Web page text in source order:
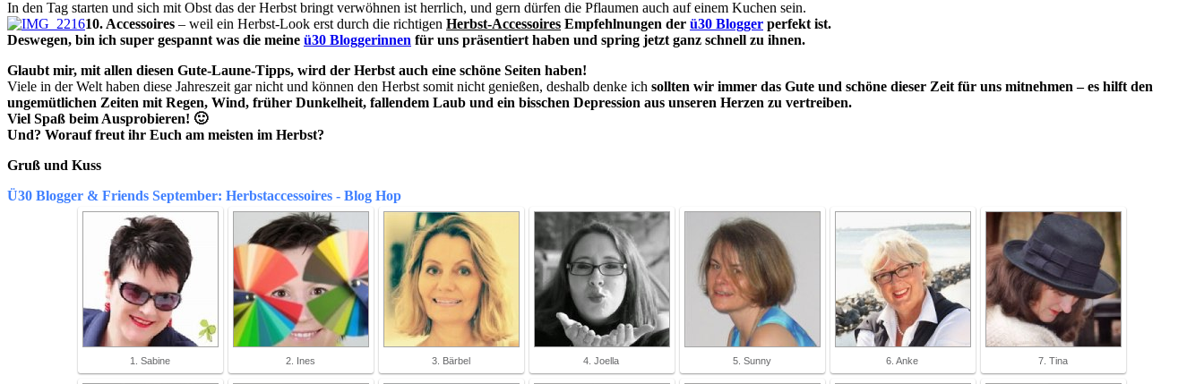
In den Tag starten und sich mit Obst das der Herbst bringt verwöhnen ist herrlich, und gern dürfen die Pflaumen auch auf einem Kuchen sein.
10. Accessoires – weil ein Herbst-Look erst durch die richtigen Herbst-Accessoires Empfehlnungen der ü30 Blogger perfekt ist.
Deswegen, bin ich super gespannt was die meine ü30 Bloggerinnen für uns präsentiert haben und spring jetzt ganz schnell zu ihnen.
Glaubt mir, mit allen diesen Gute-Laune-Tipps, wird der Herbst auch eine schöne Seiten haben!
Viele in der Welt haben diese Jahreszeit gar nicht und können den Herbst somit nicht genießen, deshalb denke ich sollten wir immer das Gute und schöne dieser Zeit für uns mitnehmen – es hilft den
ungemütlichen Zeiten mit Regen, Wind, früher Dunkelheit, fallendem Laub und ein bisschen Depression aus unseren Herzen zu vertreiben.
Viel Spaß beim Ausprobieren! 🙂
Und? Worauf freut ihr Euch am meisten im Herbst?
Gruß und Kuss
Ü30 Blogger & Friends September: Herbstaccessoires - Blog Hop
1. Sabine 2. Ines 3. Bärbel 4. Joella 5. Sunny 6. Anke 7. Tina